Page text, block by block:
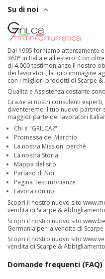
Su di noi
Dal 1995 forniamo attentamente
360° in Italia e all'estero. Con
di 4.000 testimonianze il nostro
dei lavoratori, la loro immagine
con i migliori prodotti di Scarpe
Qualità e Assistenza costante
Grazie ai nostri consulenti
diventeremo il tuo nuovo partner
maggior parte dei lavoratori
Chi è "GRILCA?"
Promessa del Marchio
La nostra Mission: perchè
La nostra Storia
Mappa del sito
Parlano di Noi
Pagina Testimonianze
Lavora con noi
Scopri il nostro nuovo sito
vendita di Scarpe &
Scopri il nostro nuovo sito
Germania per la vendita di
Scopri il nostro nuovo sito
vendita di Scarpe &
Domande frequenti (FAQ)